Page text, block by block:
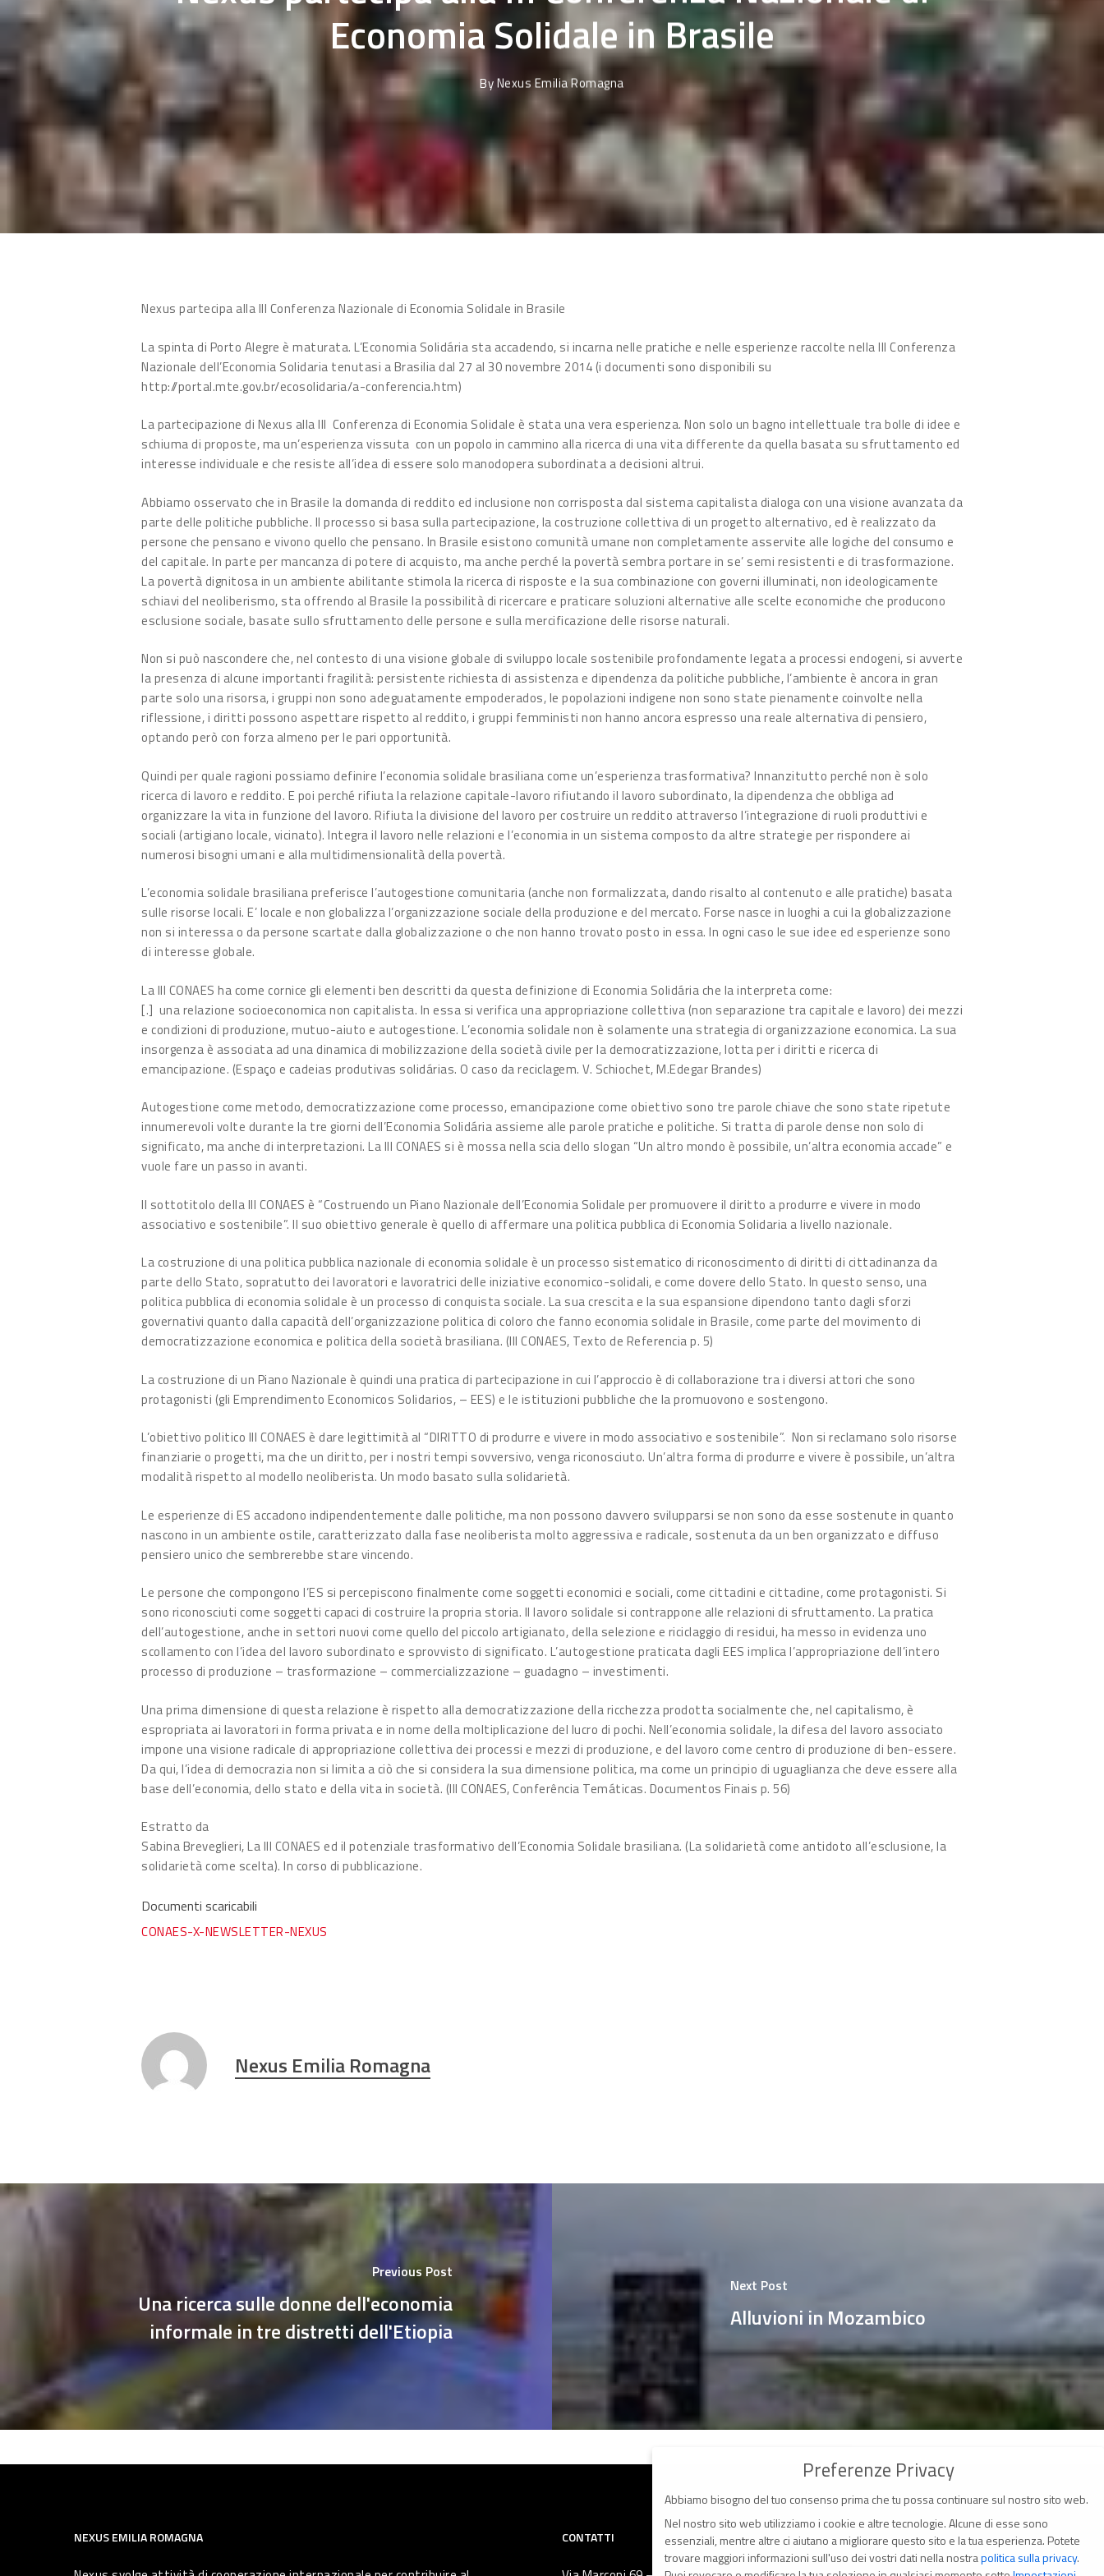
Economia Solidale in Brasile
ByNexus Emilia Romagna
Nexus partecipa alla III Conferenza Nazionale di Economia Solidale in Brasile
La spinta di Porto Alegre è maturata. L’Economia Solidária sta accadendo, si incarna nelle pratiche e nelle esperienze raccolte nella III Conferenza
Nazionale dell’Economia Solidaria tenutasi a Brasilia dal 27 al 30 novembre 2014 (i documenti sono disponibili su
http://portal.mte.gov.br/ecosolidaria/a-conferencia.htm)
La partecipazione di Nexus alla III Conferenza di Economia Solidale è stata una vera esperienza. Non solo un bagno intellettuale tra bolle di idee e
schiuma di proposte, ma un’esperienza vissuta con un popolo in cammino alla ricerca di una vita differente da quella basata su sfruttamento ed
interesse individuale e che resiste all’idea di essere solo manodopera subordinata a decisioni altrui.
Abbiamo osservato che in Brasile la domanda di reddito ed inclusione non corrisposta dal sistema capitalista dialoga con una visione avanzata da
parte delle politiche pubbliche. Il processo si basa sulla partecipazione, la costruzione collettiva di un progetto alternativo, ed è realizzato da
persone che pensano e vivono quello che pensano. In Brasile esistono comunità umane non completamente asservite alle logiche del consumo e
del capitale. In parte per mancanza di potere di acquisto, ma anche perché la povertà sembra portare in se’ semi resistenti e di trasformazione.
La povertà dignitosa in un ambiente abilitante stimola la ricerca di risposte e la sua combinazione con governi illuminati, non ideologicamente
schiavi del neoliberismo, sta offrendo al Brasile la possibilità di ricercare e praticare soluzioni alternative alle scelte economiche che producono
esclusione sociale, basate sullo sfruttamento delle persone e sulla mercificazione delle risorse naturali.
Non si può nascondere che, nel contesto di una visione globale di sviluppo locale sostenibile profondamente legata a processi endogeni, si avverte
la presenza di alcune importanti fragilità: persistente richiesta di assistenza e dipendenza da politiche pubbliche, l’ambiente è ancora in gran
parte solo una risorsa, i gruppi non sono adeguatamente empoderados, le popolazioni indigene non sono state pienamente coinvolte nella
riflessione, i diritti possono aspettare rispetto al reddito, i gruppi femministi non hanno ancora espresso una reale alternativa di pensiero,
optando però con forza almeno per le pari opportunità.
Quindi per quale ragioni possiamo definire l’economia solidale brasiliana come un’esperienza trasformativa? Innanzitutto perché non è solo
ricerca di lavoro e reddito. E poi perché rifiuta la relazione capitale-lavoro rifiutando il lavoro subordinato, la dipendenza che obbliga ad
organizzare la vita in funzione del lavoro. Rifiuta la divisione del lavoro per costruire un reddito attraverso l’integrazione di ruoli produttivi e
sociali (artigiano locale, vicinato). Integra il lavoro nelle relazioni e l’economia in un sistema composto da altre strategie per rispondere ai
numerosi bisogni umani e alla multidimensionalità della povertà.
L’economia solidale brasiliana preferisce l’autogestione comunitaria (anche non formalizzata, dando risalto al contenuto e alle pratiche) basata
sulle risorse locali. E’ locale e non globalizza l’organizzazione sociale della produzione e del mercato. Forse nasce in luoghi a cui la globalizzazione
non si interessa o da persone scartate dalla globalizzazione o che non hanno trovato posto in essa. In ogni caso le sue idee ed esperienze sono
di interesse globale.
La III CONAES ha come cornice gli elementi ben descritti da questa definizione di Economia Solidária che la interpreta come:
[.] una relazione socioeconomica non capitalista. In essa si verifica una appropriazione collettiva (non separazione tra capitale e lavoro) dei mezzi
e condizioni di produzione, mutuo-aiuto e autogestione. L’economia solidale non è solamente una strategia di organizzazione economica. La sua
insorgenza è associata ad una dinamica di mobilizzazione della società civile per la democratizzazione, lotta per i diritti e ricerca di
emancipazione. (Espaço e cadeias produtivas solidárias. O caso da reciclagem. V. Schiochet, M.Edegar Brandes)
Autogestione come metodo, democratizzazione come processo, emancipazione come obiettivo sono tre parole chiave che sono state ripetute
innumerevoli volte durante la tre giorni dell’Economia Solidária assieme alle parole pratiche e politiche. Si tratta di parole dense non solo di
significato, ma anche di interpretazioni. La III CONAES si è mossa nella scia dello slogan “Un altro mondo è possibile, un’altra economia accade” e
vuole fare un passo in avanti.
Il sottotitolo della III CONAES è “Costruendo un Piano Nazionale dell’Economia Solidale per promuovere il diritto a produrre e vivere in modo
associativo e sostenibile”. Il suo obiettivo generale è quello di affermare una politica pubblica di Economia Solidaria a livello nazionale.
La costruzione di una politica pubblica nazionale di economia solidale è un processo sistematico di riconoscimento di diritti di cittadinanza da
parte dello Stato, sopratutto dei lavoratori e lavoratrici delle iniziative economico-solidali, e come dovere dello Stato. In questo senso, una
politica pubblica di economia solidale è un processo di conquista sociale. La sua crescita e la sua espansione dipendono tanto dagli sforzi
governativi quanto dalla capacità dell’organizzazione politica di coloro che fanno economia solidale in Brasile, come parte del movimento di
democratizzazione economica e politica della società brasiliana. (III CONAES, Texto de Referencia p. 5)
La costruzione di un Piano Nazionale è quindi una pratica di partecipazione in cui l’approccio è di collaborazione tra i diversi attori che sono
protagonisti (gli Emprendimento Economicos Solidarios, – EES) e le istituzioni pubbliche che la promuovono e sostengono.
L’obiettivo politico III CONAES è dare legittimità al “DIRITTO di produrre e vivere in modo associativo e sostenibile”. Non si reclamano solo risorse
finanziarie o progetti, ma che un diritto, per i nostri tempi sovversivo, venga riconosciuto. Un’altra forma di produrre e vivere è possibile, un’altra
modalità rispetto al modello neoliberista. Un modo basato sulla solidarietà.
Le esperienze di ES accadono indipendentemente dalle politiche, ma non possono davvero svilupparsi se non sono da esse sostenute in quanto
nascono in un ambiente ostile, caratterizzato dalla fase neoliberista molto aggressiva e radicale, sostenuta da un ben organizzato e diffuso
pensiero unico che sembrerebbe stare vincendo.
Le persone che compongono l’ES si percepiscono finalmente come soggetti economici e sociali, come cittadini e cittadine, come protagonisti. Si
sono riconosciuti come soggetti capaci di costruire la propria storia. Il lavoro solidale si contrappone alle relazioni di sfruttamento. La pratica
dell’autogestione, anche in settori nuovi come quello del piccolo artigianato, della selezione e riciclaggio di residui, ha messo in evidenza uno
scollamento con l’idea del lavoro subordinato e sprovvisto di significato. L’autogestione praticata dagli EES implica l’appropriazione dell’intero
processo di produzione – trasformazione – commercializzazione – guadagno – investimenti.
Una prima dimensione di questa relazione è rispetto alla democratizzazione della ricchezza prodotta socialmente che, nel capitalismo, è
espropriata ai lavoratori in forma privata e in nome della moltiplicazione del lucro di pochi. Nell’economia solidale, la difesa del lavoro associato
impone una visione radicale di appropriazione collettiva dei processi e mezzi di produzione, e del lavoro come centro di produzione di ben-essere.
Da qui, l’idea di democrazia non si limita a ciò che si considera la sua dimensione politica, ma come un principio di uguaglianza che deve essere alla
base dell’economia, dello stato e della vita in società. (III CONAES, Conferência Temáticas. Documentos Finais p. 56)
Estratto da
Sabina Breveglieri, La III CONAES ed il potenziale trasformativo dell’Economia Solidale brasiliana. (La solidarietà come antidoto all’esclusione, la
solidarietà come scelta). In corso di pubblicazione.
Documenti scaricabili
CONAES-X-NEWSLETTER-NEXUS
Nexus Emilia Romagna
Previous Post
Una ricerca sulle donne dell'economia
informale in tre distretti dell'Etiopia
Next Post
Alluvioni in Mozambico
NEXUS EMILIA ROMAGNA CONTATTI
Preferenze Privacy
Abbiamo bisogno del tuo consenso prima che tu possa continuare sul nostro sito web.
Nel nostro sito web utilizziamo i cookie e altre tecnologie. Alcune di esse sono
essenziali, mentre altre ci aiutano a migliorare questo sito e la tua esperienza. Potete
trovare maggiori informazioni sull'uso dei vostri dati nella nostrapolitica sulla privacy.